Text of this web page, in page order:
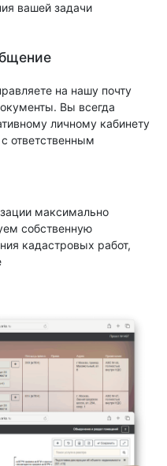
вашей задачи
на нашу почту
Вы всегда
личному кабинету
ответственным
максимально
собственную
кадастровых работ,